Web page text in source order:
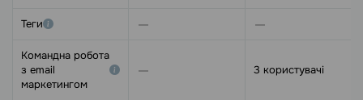
Теги
Командна робота
з email
маркетингом
3 користувачі